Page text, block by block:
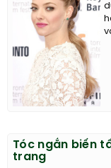
Tóc ngắn biến
trang